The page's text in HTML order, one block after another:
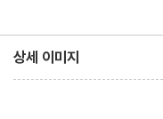
여기의 소설들은 최진영
인터뷰_ 그래서 계속 쓸 수
상세 이미지